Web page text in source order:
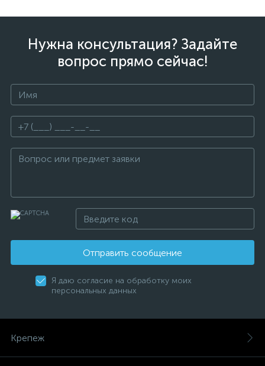
Нужна консультация? Задайте
вопрос прямо сейчас!
Отправить сообщение
Я даю согласие на обработку моих
персональных данных
Крепеж